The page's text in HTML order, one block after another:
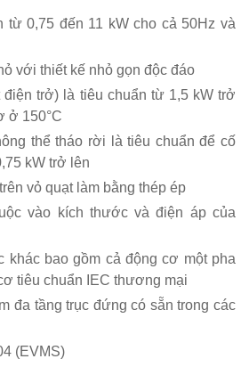
0,75 đến 11 kW cho cả 50Hz và
với thiết kế nhỏ gọn độc đáo
trở) là tiêu chuẩn từ 1,5 kW trở
ở 150°C
thể tháo rời là tiêu chuẩn để cố
kW trở lên
vỏ quạt làm bằng thép ép
vào kích thước và điện áp của
khác bao gồm cả động cơ một pha
tiêu chuẩn IEC thương mại
đa tầng trục đứng có sẵn trong các
(EVMS)